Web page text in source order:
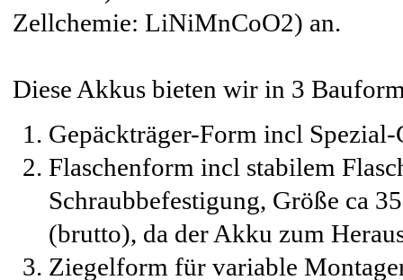
Zellchemie: LiNiMnCoO2) an.
Diese Akkus bieten wir in 3
Gepäckträger-Form incl
Flaschenform incl stabilem
Schraubbefestigung, Größe ca
(brutto), da der Akku zum
Ziegelform für variable